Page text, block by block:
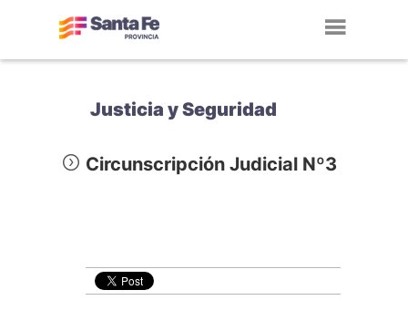
Justicia y Seguridad
Circunscripción Judicial Nº3